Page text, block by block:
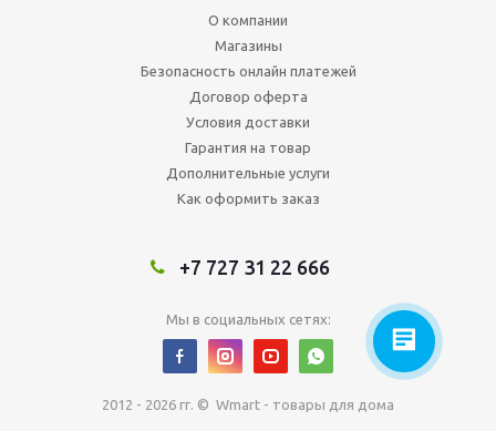
О компании
Магазины
Безопасность онлайн платежей
Договор оферта
Условия доставки
Гарантия на товар
Дополнительные услуги
Как оформить заказ
+7 727 31 22 666
Мы в социальных сетях:
2012 - 2026 гг. © Wmart - товары для дома